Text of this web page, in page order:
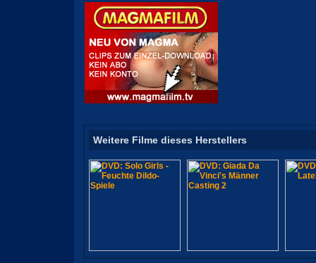
Weitere Filme dieses Herstellers